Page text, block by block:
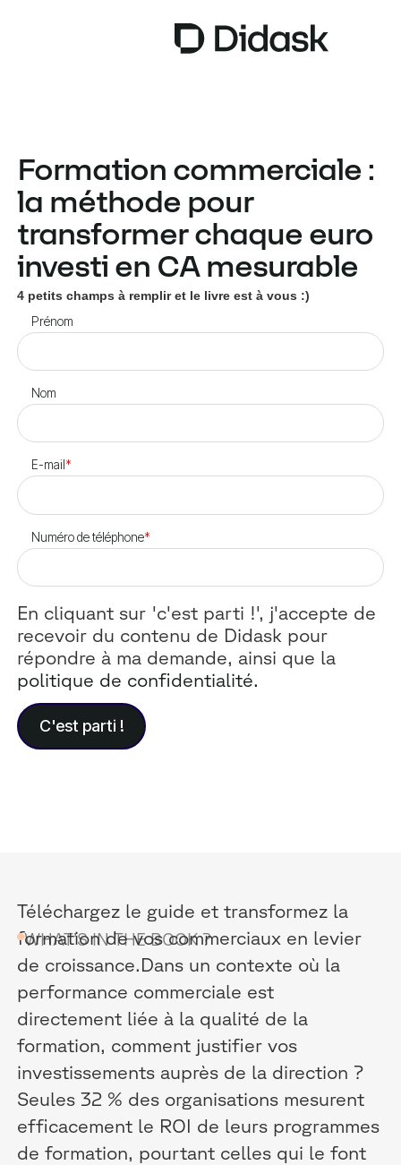
COACHING
NEW
USAGES
POURQUOI DIDASK ?
TARIFS
RESSOURCES
OBTENIR UNE DÉMO
Formation commerciale :
la méthode pour
transformer chaque euro
investi en CA mesurable
4 petits champs à remplir et le livre est à vous :)
Prénom
Nom
E-mail *
Numéro de téléphone*
En cliquant sur 'c'est parti !', j'accepte de
recevoir du contenu de Didask pour
répondre à ma demande, ainsi que la
politique de confidentialité.
WHAT’S IN THE BOOK ?
Téléchargez le guide et transformez la
formation de vos commerciaux en levier
de croissance.Dans un contexte où la
performance commerciale est
directement liée à la qualité de la
formation, comment justifier vos
investissements auprès de la direction ?
Seules 32 % des organisations mesurent
efficacement le ROI de leurs programmes
de formation, pourtant celles qui le font